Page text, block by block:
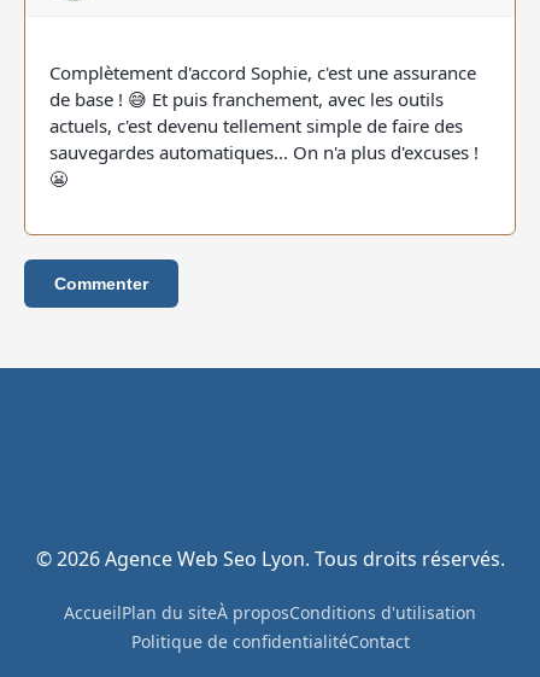
Complètement d'accord Sophie, c'est une assurance
de base ! 😅 Et puis franchement, avec les outils
actuels, c'est devenu tellement simple de faire des
sauvegardes automatiques... On n'a plus d'excuses !
😬
Commenter
© 2026 Agence Web Seo Lyon. Tous droits réservés.
AccueilPlan du siteÀ proposConditions d'utilisation
Politique de confidentialitéContact